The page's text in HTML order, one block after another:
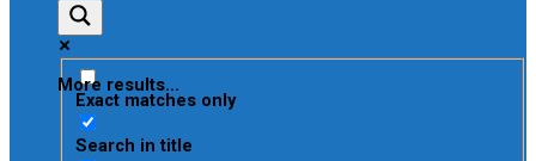
More results...
Exact matches only
Search in title